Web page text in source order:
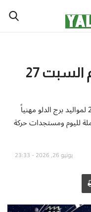
برج الدلو .. حظك اليوم السبت 27
توقعات حظك اليوم السبت 27 يونيو 2026 لمواليد برج الدلو مهنياً
لليوم ومستجدات حركة
يونيو 26, 2026 - 23:33